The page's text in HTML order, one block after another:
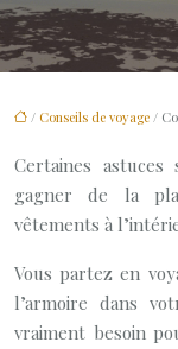
/ Conseils de voyage /
Certaines
gagner de la
vêtements à
Vous partez en
l’armoire dans
vraiment besoin